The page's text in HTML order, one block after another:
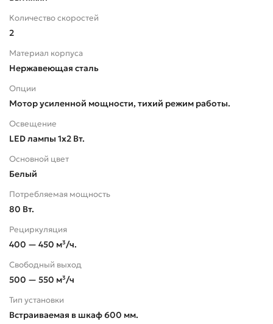
Количество скоростей
2
Материал корпуса
Нержавеющая сталь
Опции
Мотор усиленной мощности, тихий режим работы.
Освещение
LED лампы 1х2 Вт.
Основной цвет
Белый
Потребляемая мощность
80 Вт.
Рециркуляция
400 — 450 м³/ч.
Свободный выход
500 — 550 м³/ч
Тип установки
Встраиваемая в шкаф 600 мм.